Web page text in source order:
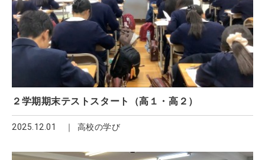
２学期期末テストスタート（高１・高２）
2025.12.01 高校の学び